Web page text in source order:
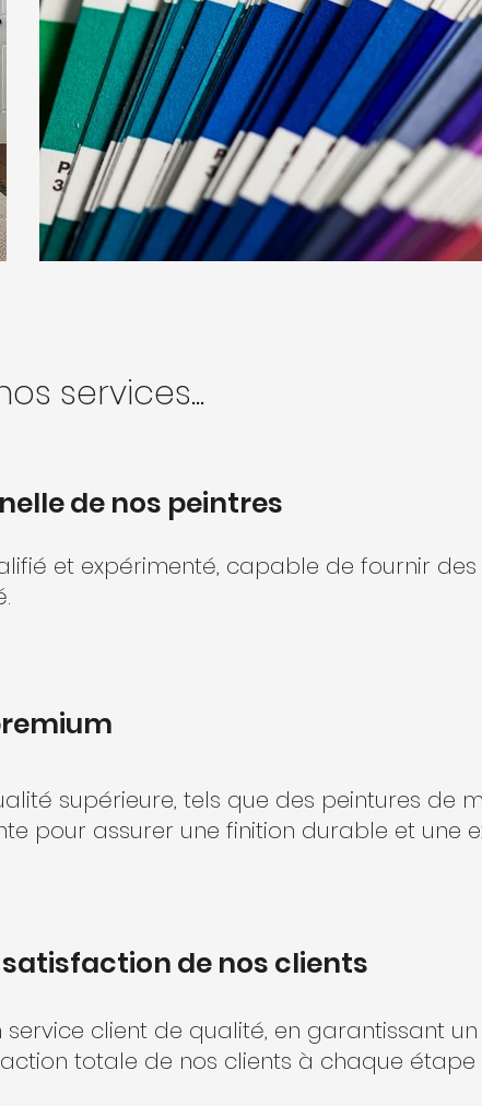
services...
de nos peintres
et expérimenté, capable de fournir
supérieure, tels que des peintures de
pour assurer une finition durable et une
de nos clients
service client de qualité, en garantissant
totale de nos clients à chaque étape